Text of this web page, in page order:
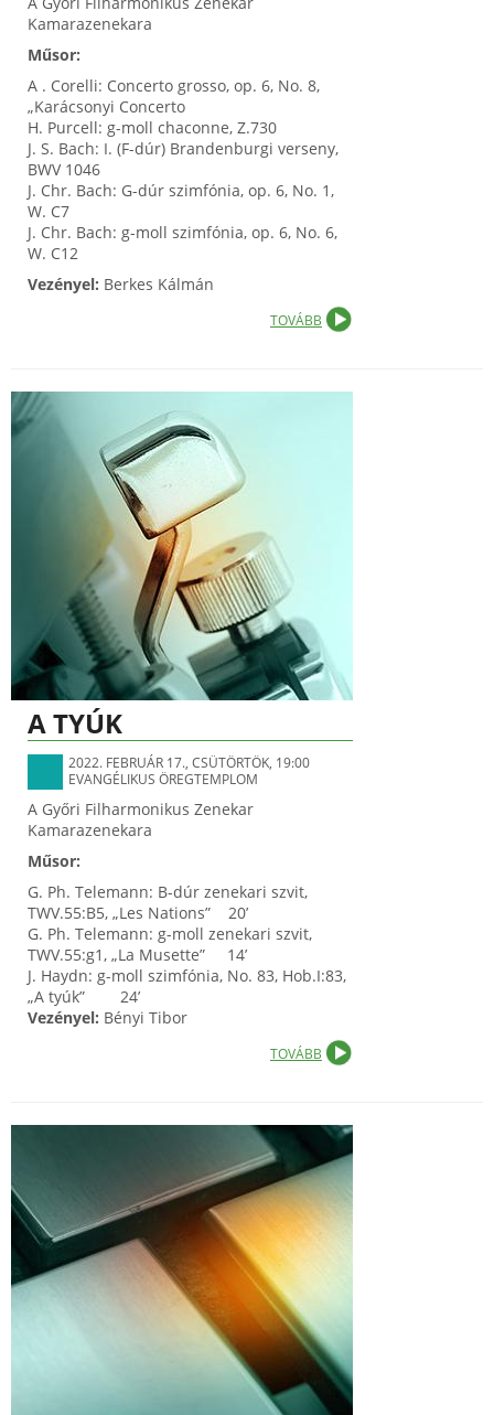
Kamarazenekara
Műsor:
A . Corelli: Concerto grosso, op. 6, No. 8,
„Karácsonyi Concerto
H. Purcell: g-moll chaconne, Z.730
J. S. Bach: I. (F-dúr) Brandenburgi verseny,
BWV 1046
J. Chr. Bach: G-dúr szimfónia, op. 6, No. 1,
W. C7
J. Chr. Bach: g-moll szimfónia, op. 6, No. 6,
W. C12
Vezényel: Berkes Kálmán
TOVÁBB
A TYÚK
2022. FEBRUÁR 17., CSÜTÖRTÖK, 19:00
EVANGÉLIKUS ÖREGTEMPLOM
A Győri Filharmonikus Zenekar
Kamarazenekara
Műsor:
G. Ph. Telemann: B-dúr zenekari szvit,
TWV.55:B5, „Les Nations” 20’
G. Ph. Telemann: g-moll zenekari szvit,
TWV.55:g1, „La Musette” 14’
J. Haydn: g-moll szimfónia, No. 83, Hob.I:83,
„A tyúk” 24’
Vezényel: Bényi Tibor
TOVÁBB